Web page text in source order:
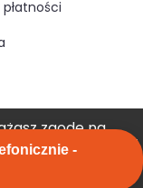
zgodę na
Akceptuję
-